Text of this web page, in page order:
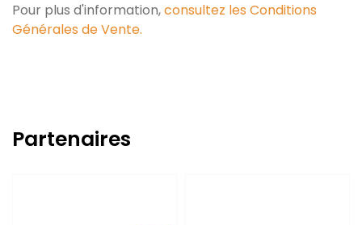
Pour plus d'information,consultez les Conditions
Générales de Vente.
Partenaires